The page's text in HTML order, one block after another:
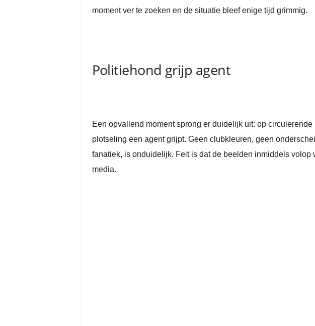
moment ver te zoeken en de situatie bleef enige tijd grimmig.
Politiehond grijp agent
Een opvallend moment sprong er duidelijk uit: op
plotseling een agent grijpt. Geen clubkleuren, geen
fanatiek, is onduidelijk. Feit is dat de beelden inmiddels
media.